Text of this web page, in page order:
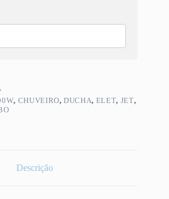
, CHUVEIRO,DUCHA, ELET, JET,
Descrição